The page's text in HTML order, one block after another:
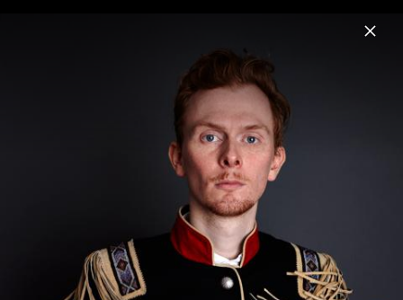
Menu
Musik Videos Fotos
Panamah - Pressebilder 2013